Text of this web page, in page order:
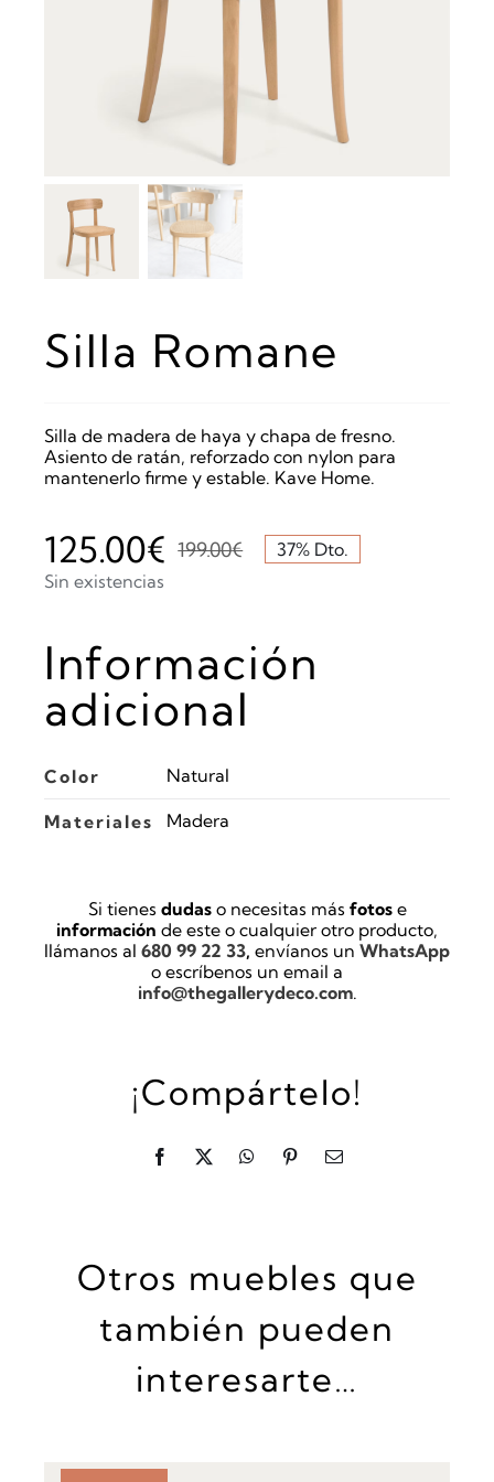
Silla Romane
Silla de madera de haya y chapa de fresno.
Asiento de ratán, reforzado con nylon para
mantenerlo firme y estable. Kave Home.
199.00€El
original
era:
125.00€
El
actual
es:
37% Dto.
Sin existencias
Información
adicional
Color Natural
Materiales Madera
Si tienes dudaso necesitas más fotose
información de este o cualquier otro producto,
llámanos al 680 99 22 33, envíanos un WhatsApp
o escríbenos un email a
info@thegallerydeco.com.
¡Compártelo!
Otros muebles que
también pueden
interesarte…